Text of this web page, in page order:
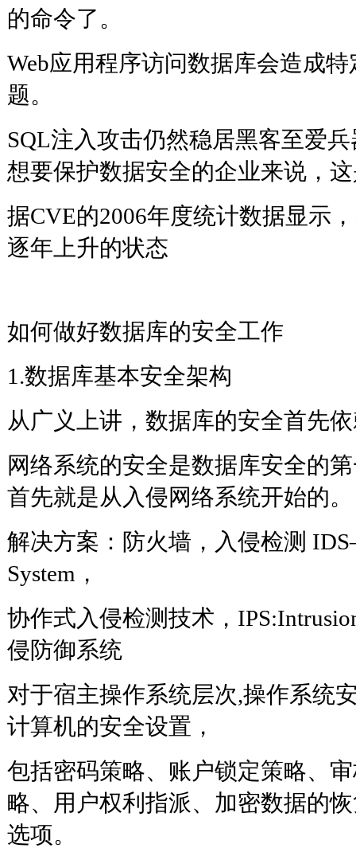
的命令了。
Web应用程序访问数据库会造成
题。
SQL注入攻击仍然稳居黑客至爱
想要保护数据安全的企业来说
据CVE的2006年度统计数据显示
逐年上升的状态
如何做好数据库的安全工作
1.数据库基本安全架构
从广义上讲，数据库的安全首先
网络系统的安全是数据库安全的
首先就是从入侵网络系统开
解决方案：防火墙，入侵检测
System，
协作式入侵检测技术，
侵防御系统
对于宿主操作系统层次,操作系统
计算机的安全设置，
包括密码策略、账户锁定策略、
略、用户权利指派、加密数据的
选项。